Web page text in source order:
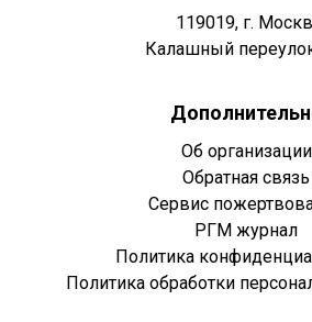
119019, г.
Калашный
Об организации
Обратная связь
Сервис
РГМ журнал
Политика
Политика обработки